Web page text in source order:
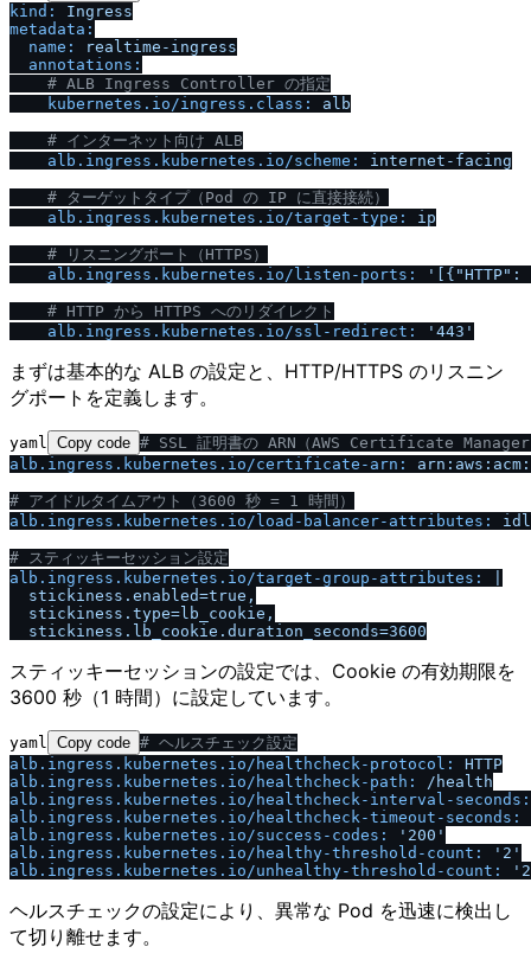
kind:
Ingress
metadata:
name:
realtime-ingress
annotations:
# ALB Ingress Controller の指定
kubernetes.io /ingress.class: alb
# インターネット向け ALB
alb.ingress.kubernetes.io /scheme: internet-facing
# ターゲットタイプ（Pod の IP に直接接続）
alb.ingress.kubernetes.io /target-type: ip
# リスニングポート（HTTPS）
alb.ingress.kubernetes.io /listen-ports: '[{"HTTP":
# HTTP から HTTPS へのリダイレクト
alb.ingress.kubernetes.io /ssl-redirect: '443'
まずは基本的な ALB の設定と、HTTP/HTTPS のリスニン
グポートを定義します。
yaml Copy code # SSL 証明書の ARN（AWS Certificate Manager
alb.ingress.kubernetes.io /certificate-arn:
# アイドルタイムアウト（3600 秒 = 1 時間）
alb.ingress.kubernetes.io /load-balancer-attributes:
# スティッキーセッション設定
alb.ingress.kubernetes.io /target-group-attributes:
  stickiness.enabled=true,
  stickiness.type=lb_cookie,
スティッキーセッションの設定では、Cookie の有効期限を
3600 秒（1 時間）に設定しています。
yaml Copy code # ヘルスチェック設定
alb.ingress.kubernetes.io / healthcheck-protocol:
HTTP
alb.ingress.kubernetes.io / healthcheck-path: / health
alb.ingress.kubernetes.io / healthcheck-interval-seconds:
alb.ingress.kubernetes.io / healthcheck-timeout-seconds:
alb.ingress.kubernetes.io /success-codes:
'200'
alb.ingress.kubernetes.io / healthy-threshold-count:
'2'
alb.ingress.kubernetes.io /unhealthy-threshold-count:
ヘルスチェックの設定により、異常な Pod を迅速に検出し
て切り離せます。